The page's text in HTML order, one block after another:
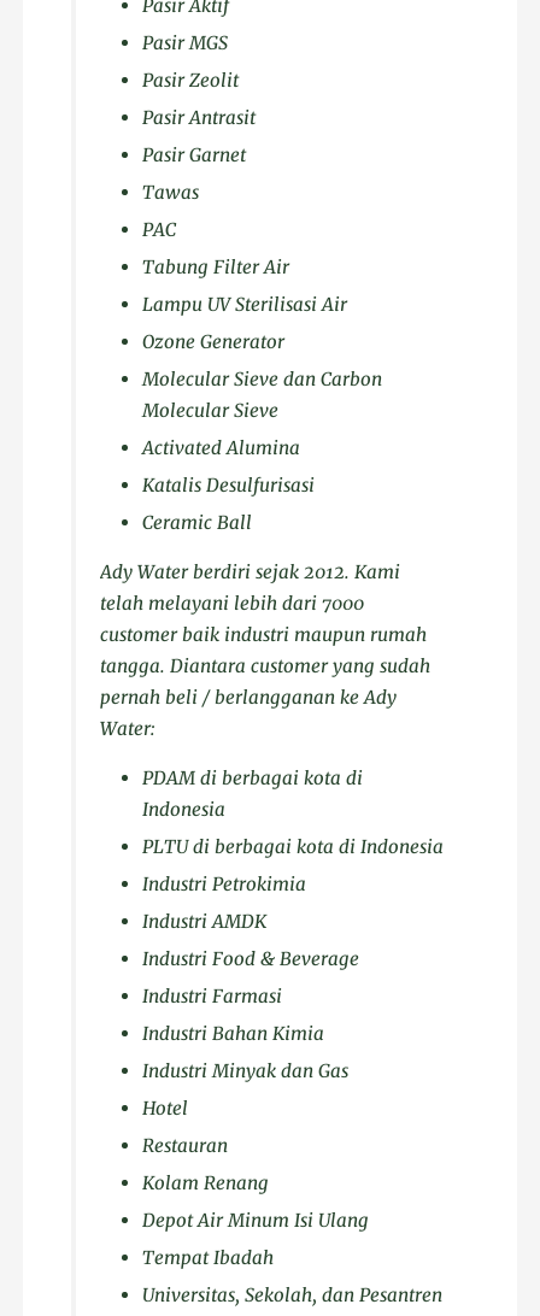
Pasir Aktif
Pasir MGS
Pasir Zeolit
Pasir Antrasit
Pasir Garnet
Tawas
PAC
Tabung Filter Air
Lampu UV Sterilisasi Air
Ozone Generator
Molecular Sieve dan Carbon
Molecular Sieve
Activated Alumina
Katalis Desulfurisasi
Ceramic Ball
Ady Water berdiri sejak 2012. Kami
telah melayani lebih dari 7000
customer baik industri maupun rumah
tangga. Diantara customer yang sudah
pernah beli / berlangganan ke Ady
Water:
PDAM di berbagai kota di
Indonesia
PLTU di berbagai kota di Indonesia
Industri Petrokimia
Industri AMDK
Industri Food & Beverage
Industri Farmasi
Industri Bahan Kimia
Industri Minyak dan Gas
Hotel
Restauran
Kolam Renang
Depot Air Minum Isi Ulang
Tempat Ibadah
Universitas, Sekolah, dan Pesantren